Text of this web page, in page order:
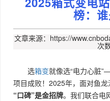
榜：谁
文章来源：https://
次
选箱变就像选“电力心脏
项目成败！2025年，面对鱼龙
“口碑”是金招牌。我们联合电